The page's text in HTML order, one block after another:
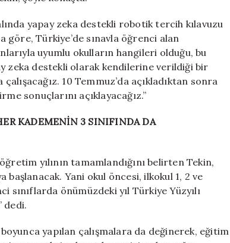
yapay zeka destekli robotik tercih kılavuzu
göre, Türkiye’de sınavla öğrenci alan
uyumlu okulların hangileri olduğu, bu
zeka destekli olarak kendilerine verildiği bir
10 Temmuz’da açıkladıktan sonra
sonuçlarını açıklayacağız.”
KADEMENİN 3 SINIFINDA DA
yılının tamamlandığını belirten Tekin,
başlanacak. Yani okul öncesi, ilkokul 1, 2 ve
sınıflarda önümüzdeki yıl Türkiye Yüzyılı
dedi.
yapılan çalışmalara da değinerek, eğitim